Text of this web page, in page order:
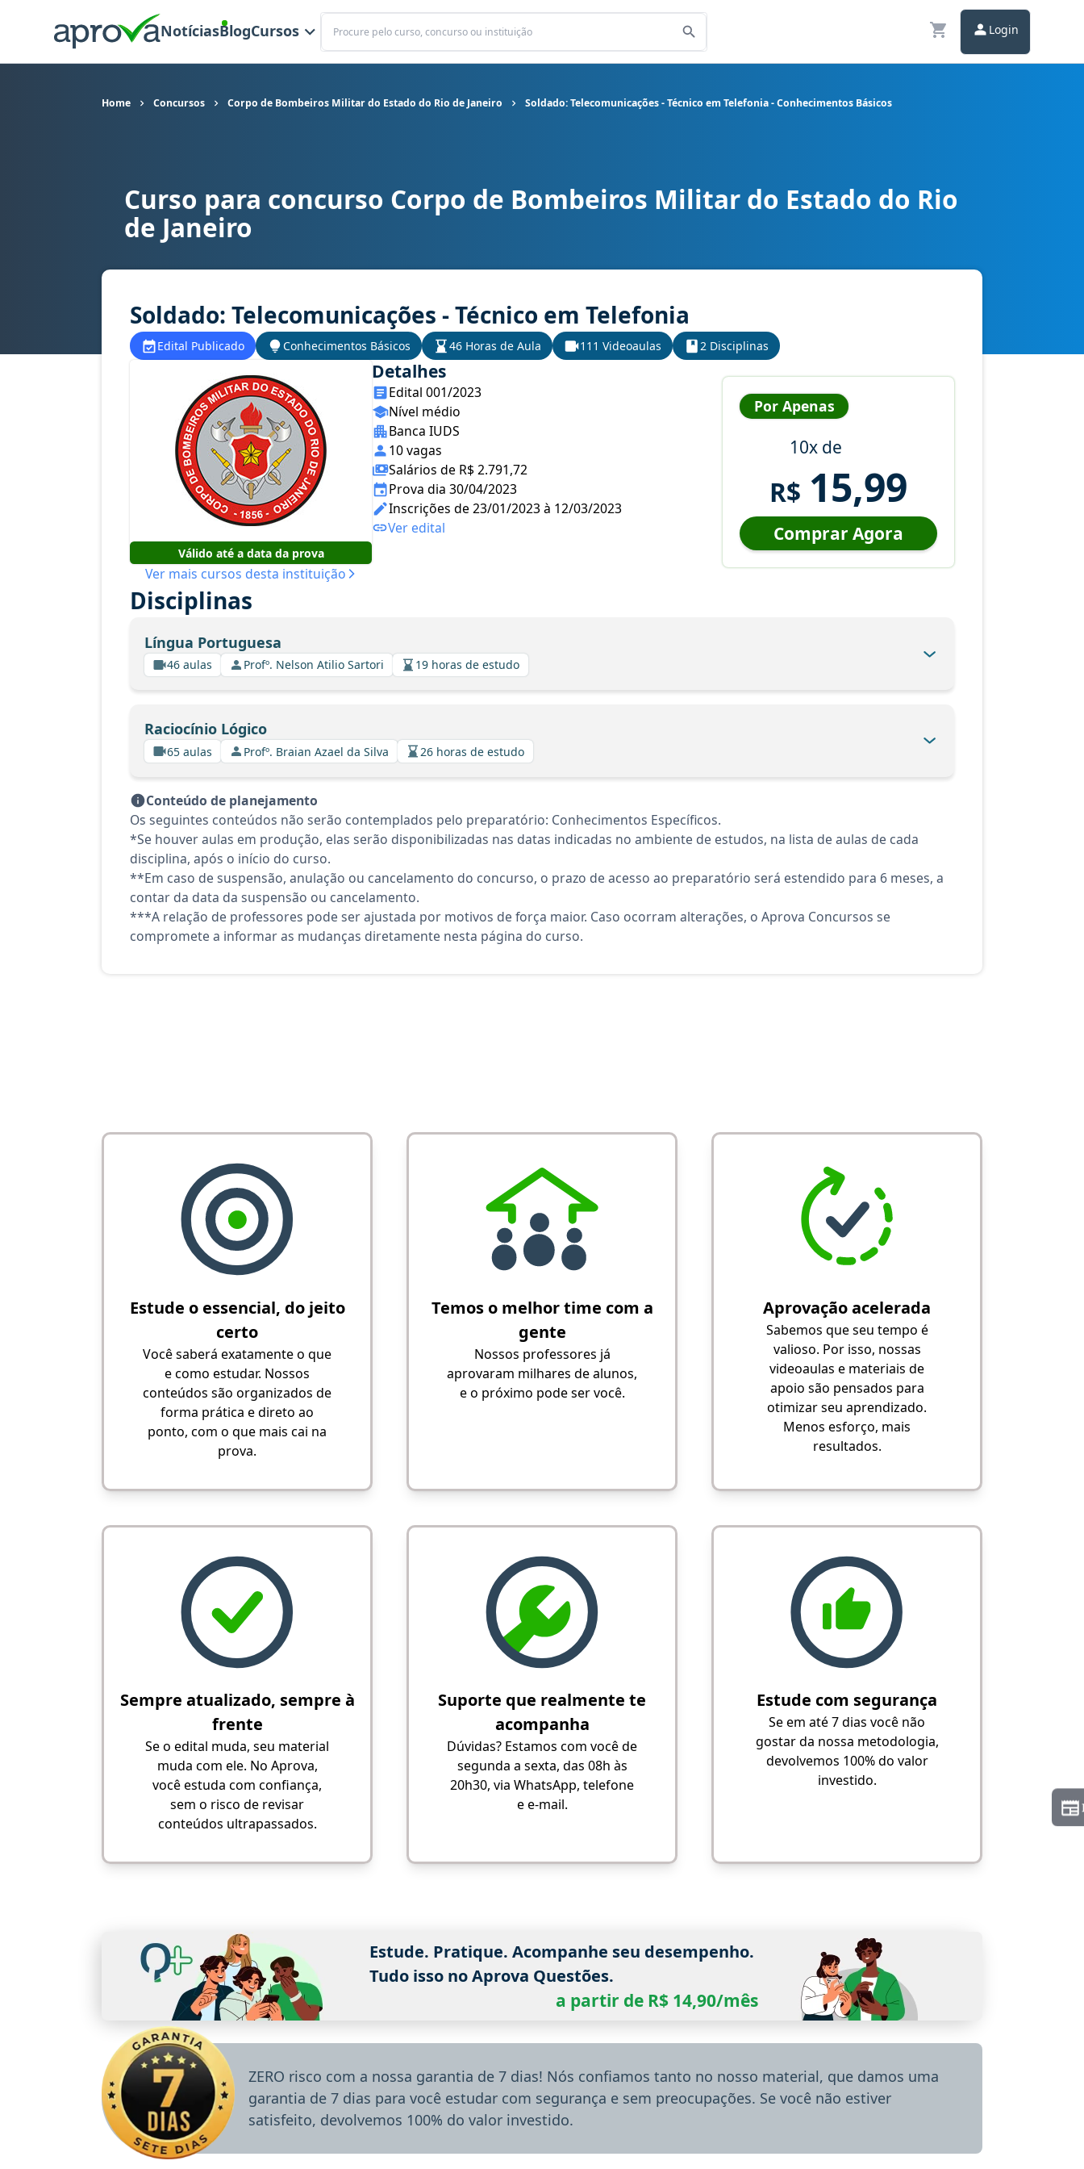
NotíciasBlogCursos
Buscar
Login
Home Concursos Corpo de Bombeiros Militar do Estado do Rio de Janeiro Soldado: Telecomunicações - Técnico em Telefonia - Conhecimentos Básicos
Curso para concurso CBM RJ, CBMERJ - Corpo de Bombeiros Militar do Estado do Rio de Janeiro cargo Soldado: Telecomunicações - Técnico em Telefonia - Conhecimentos Básicos
Curso para concurso Corpo de Bombeiros Militar do Estado do Rio
de Janeiro
Soldado: Telecomunicações - Técnico em Telefonia
Edital Publicado Conhecimentos Básicos 46 Horas de Aula 111 Videoaulas 2 Disciplinas
Válido até a data da prova
Ver mais cursos desta instituição
Detalhes
Edital 001/2023
Nível médio
Banca IUDS
10 vagas
Salários de R$ 2.791,72
Prova dia 30/04/2023
Inscrições de 23/01/2023 à 12/03/2023
Ver edital
Por Apenas
10x de
R$ 15,99
Comprar Agora
Disciplinas
Língua Portuguesa
46 aulas Profº. Nelson Atilio Sartori 19 horas de estudo
Raciocínio Lógico
65 aulas Profº. Braian Azael da Silva 26 horas de estudo
Conteúdo de planejamento
Os seguintes conteúdos não serão contemplados pelo preparatório: Conhecimentos Específicos.
*Se houver aulas em produção, elas serão disponibilizadas nas datas indicadas no ambiente de estudos, na lista de aulas de cada
disciplina, após o início do curso.
**Em caso de suspensão, anulação ou cancelamento do concurso, o prazo de acesso ao preparatório será estendido para 6 meses, a
contar da data da suspensão ou cancelamento.
***A relação de professores pode ser ajustada por motivos de força maior. Caso ocorram alterações, o Aprova Concursos se
compromete a informar as mudanças diretamente nesta página do curso.
Estude o essencial, do jeito
certo
Você saberá exatamente o que
e como estudar. Nossos
conteúdos são organizados de
forma prática e direto ao
ponto, com o que mais cai na
prova.
Temos o melhor time com a
gente
Nossos professores já
aprovaram milhares de alunos,
e o próximo pode ser você.
Aprovação acelerada
Sabemos que seu tempo é
valioso. Por isso, nossas
videoaulas e materiais de
apoio são pensados para
otimizar seu aprendizado.
Menos esforço, mais
resultados.
Sempre atualizado, sempre à
frente
Se o edital muda, seu material
muda com ele. No Aprova,
você estuda com confiança,
sem o risco de revisar
conteúdos ultrapassados.
Suporte que realmente te
acompanha
Dúvidas? Estamos com você de
segunda a sexta, das 08h às
20h30, via WhatsApp, telefone
e e-mail.
Estude com segurança
Se em até 7 dias você não
gostar da nossa metodologia,
devolvemos 100% do valor
investido.
Estude. Pratique. Acompanhe seu desempenho.
Tudo isso no Aprova Questões.
a partir de R$ 14,90/mês
ZERO risco com a nossa garantia de 7 dias! Nós confiamos tanto no nosso material, que damos uma
garantia de 7 dias para você estudar com segurança e sem preocupações. Se você não estiver
satisfeito, devolvemos 100% do valor investido.